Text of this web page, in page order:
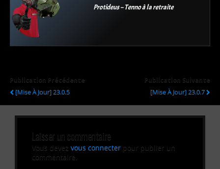
Protideus – Tenno à la retraite
Publication Précédente
[Mise À Jour] 23.0.5
Publication Suivante
[Mise À Jour] 23.0.7
Laisser un commentaire
Vous devez vous connecter pour publier un
commentaire.